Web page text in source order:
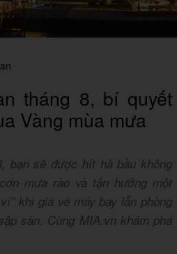
tháng 8, bí quyết
Vàng mùa mưa
bạn sẽ được hít hà bầu không
mưa rào và tận hưởng một
khi giá vé máy bay lẫn phòng
sàn. Cùng MIA.vn khám phá